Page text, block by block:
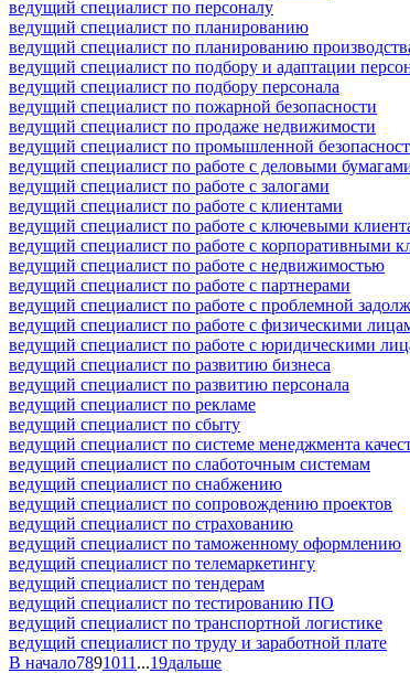
ведущий специалист по персоналу
ведущий специалист по планированию
ведущий специалист по планированию
ведущий специалист по подбору и адаптации
ведущий специалист по подбору персонала
ведущий специалист по пожарной безопасности
ведущий специалист по продаже недвижимости
ведущий специалист по промышленной
ведущий специалист по работе с деловыми
ведущий специалист по работе с залогами
ведущий специалист по работе с клиентами
ведущий специалист по работе с ключевыми
ведущий специалист по работе с корпоративными
ведущий специалист по работе с недвижимостью
ведущий специалист по работе с партнерами
ведущий специалист по работе с проблемной
ведущий специалист по работе с физическими
ведущий специалист по работе с юридическими
ведущий специалист по развитию бизнеса
ведущий специалист по развитию персонала
ведущий специалист по рекламе
ведущий специалист по сбыту
ведущий специалист по системе менеджмента
ведущий специалист по слаботочным системам
ведущий специалист по снабжению
ведущий специалист по сопровождению проектов
ведущий специалист по страхованию
ведущий специалист по таможенному оформлению
ведущий специалист по телемаркетингу
ведущий специалист по тендерам
ведущий специалист по тестированию ПО
ведущий специалист по транспортной логистике
ведущий специалист по труду и заработной плате
В начало7891011 ...19дальше